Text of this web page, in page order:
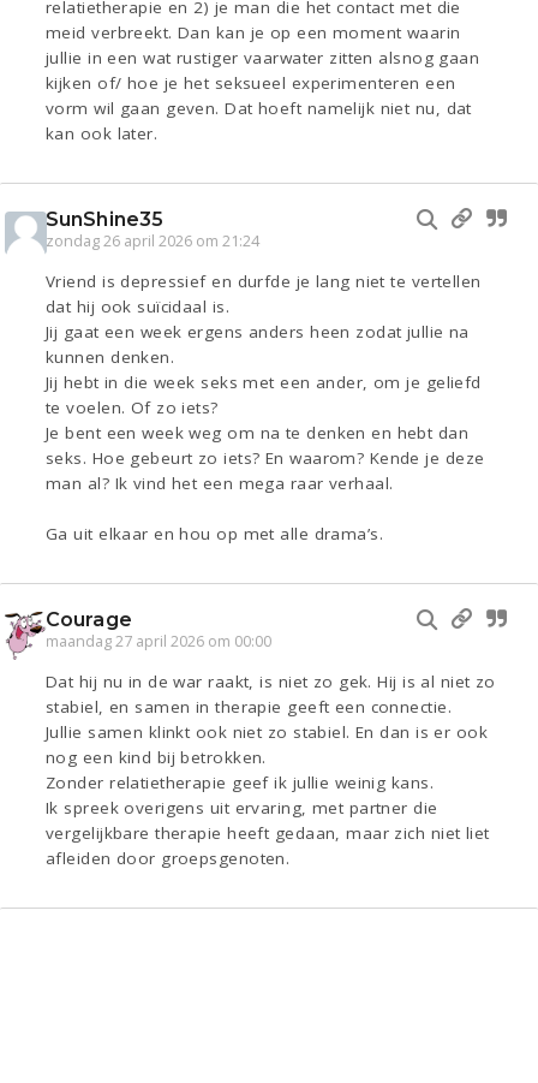
relatietherapie en 2) je man die het contact met die
meid verbreekt. Dan kan je op een moment waarin
jullie in een wat rustiger vaarwater zitten alsnog gaan
kijken of/ hoe je het seksueel experimenteren een
vorm wil gaan geven. Dat hoeft namelijk niet nu, dat
kan ook later.
SunShine35
zondag 26 april 2026 om 21:24
Vriend is depressief en durfde je lang niet te vertellen
dat hij ook suïcidaal is.
Jij gaat een week ergens anders heen zodat jullie na
kunnen denken.
Jij hebt in die week seks met een ander, om je geliefd
te voelen. Of zo iets?
Je bent een week weg om na te denken en hebt dan
seks. Hoe gebeurt zo iets? En waarom? Kende je deze
man al? Ik vind het een mega raar verhaal.
Ga uit elkaar en hou op met alle drama’s.
Courage
maandag 27 april 2026 om 00:00
Dat hij nu in de war raakt, is niet zo gek. Hij is al niet zo
stabiel, en samen in therapie geeft een connectie.
Jullie samen klinkt ook niet zo stabiel. En dan is er ook
nog een kind bij betrokken.
Zonder relatietherapie geef ik jullie weinig kans.
Ik spreek overigens uit ervaring, met partner die
vergelijkbare therapie heeft gedaan, maar zich niet liet
afleiden door groepsgenoten.